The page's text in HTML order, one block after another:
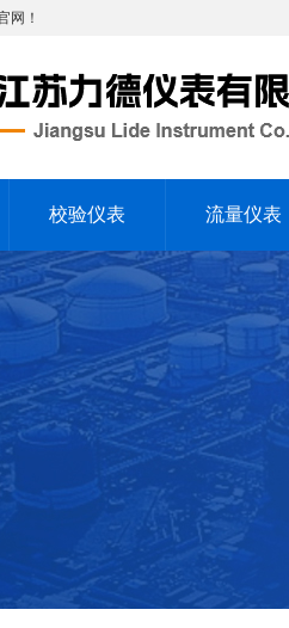
网！
校验仪表 流量仪表